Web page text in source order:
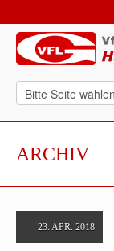
ARCHIV
23. APR. 2018